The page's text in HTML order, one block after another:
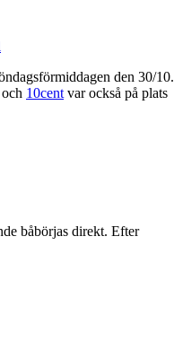
den 30/10.
10cent var också på plats
båbörjas direkt. Efter